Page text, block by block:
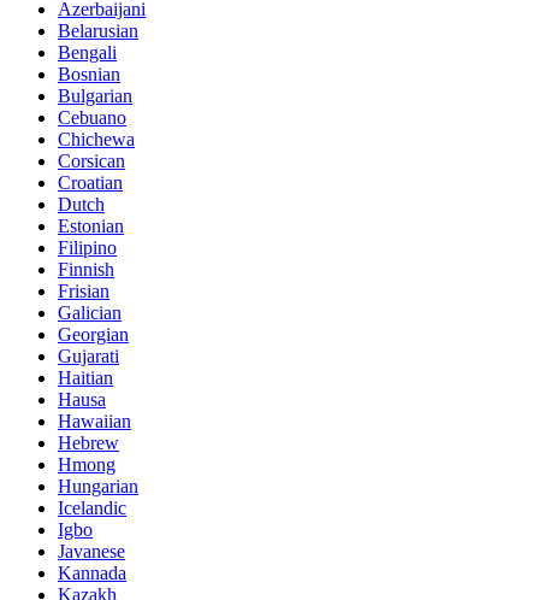
Azerbaijani
Belarusian
Bengali
Bosnian
Bulgarian
Cebuano
Chichewa
Corsican
Croatian
Dutch
Estonian
Filipino
Finnish
Frisian
Galician
Georgian
Gujarati
Haitian
Hausa
Hawaiian
Hebrew
Hmong
Hungarian
Icelandic
Igbo
Javanese
Kannada
Kazakh